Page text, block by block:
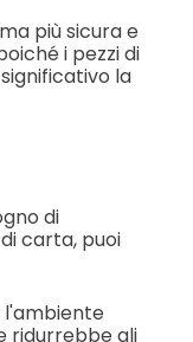
più sicura e
i pezzi di
la
di
carta, puoi
l'ambiente
ridurrebbe gli